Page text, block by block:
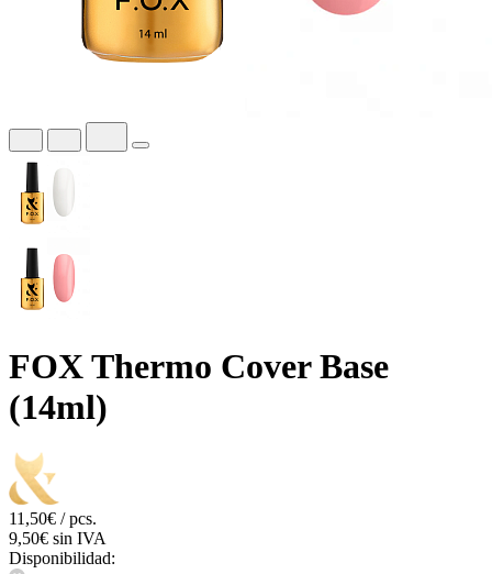
FOX Thermo Cover Base
(14ml)
11,50€ / pcs.
9,50€ sin IVA
Disponibilidad: